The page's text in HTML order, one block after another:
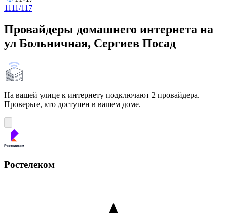
1111/117
Провайдеры домашнего интернета на
ул Больничная, Сергиев Посад
На вашей улице к интернету подключают 2 провайдера.
Проверьте, кто доступен в вашем доме.
Ростелеком